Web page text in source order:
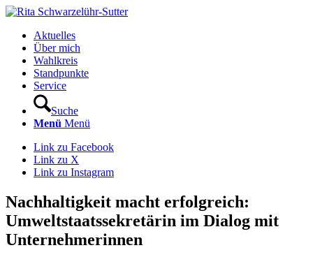
Aktuelles
Über mich
Wahlkreis
Standpunkte
Service
Suche
Menü Menü
Link zu Facebook
Link zu X
Link zu Instagram
Nachhaltigkeit macht erfolgreich:
Umweltstaatssekretärin im Dialog mit
Unternehmerinnen